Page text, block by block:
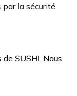
la sécurité
SUSHI. Nous